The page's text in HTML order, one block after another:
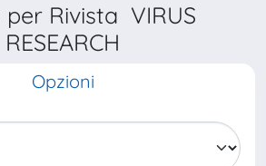
per Rivista VIRUS
RESEARCH
Opzioni